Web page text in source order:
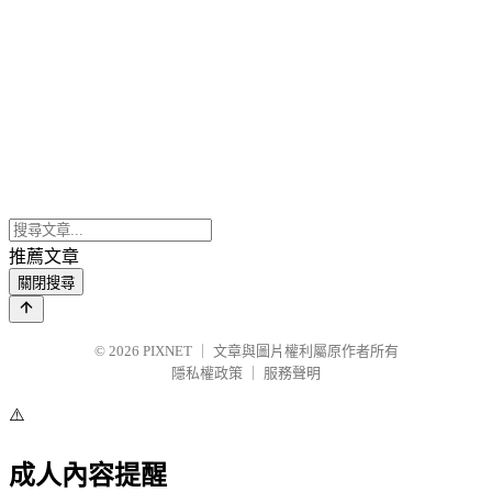
推薦文章
關閉搜尋
© 2026 PIXNET
文章與圖片權利屬原作者所有
隱私權政策
服務聲明
⚠️
成人內容提醒